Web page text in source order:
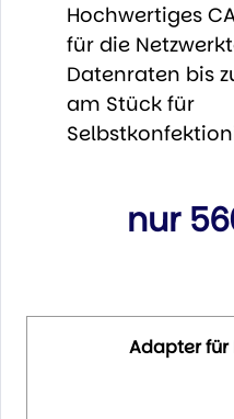
Hochwertiges
für die
Datenraten bis
am Stück für
nur
Adapter für